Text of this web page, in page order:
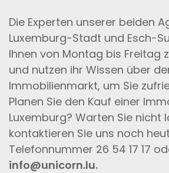
Die Experten unserer beiden
Luxemburg-Stadt und Esch-
Ihnen von Montag bis Freitag
und nutzen ihr Wissen über
Immobilienmarkt, um Sie
Planen Sie den Kauf einer
Luxemburg? Warten Sie nicht
kontaktieren Sie uns noch
Telefonnummer 26 54 17 17
info@unicorn.lu.